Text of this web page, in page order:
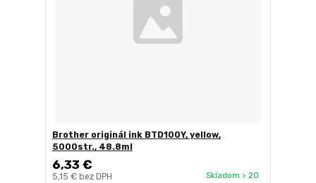
Brother originál ink BTD100Y, yellow,
5000str., 48.8ml
6,33 €
5,15 € bez DPH Skladom > 20